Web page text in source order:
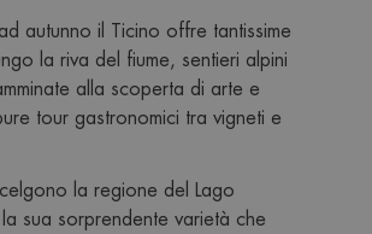
autunno il Ticino offre tantissime
la riva del fiume, sentieri alpini
alla scoperta di arte e
tour gastronomici tra vigneti e
la regione del Lago
sua sorprendente varietà che